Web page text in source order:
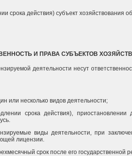
срока действия) субъект хозяйствования
И ПРАВА СУБЪЕКТОВ
деятельности несут
или несколько видов деятельности;
срока действия), приостановлении
виды деятельности, при
лицензии.
срок после его государственной